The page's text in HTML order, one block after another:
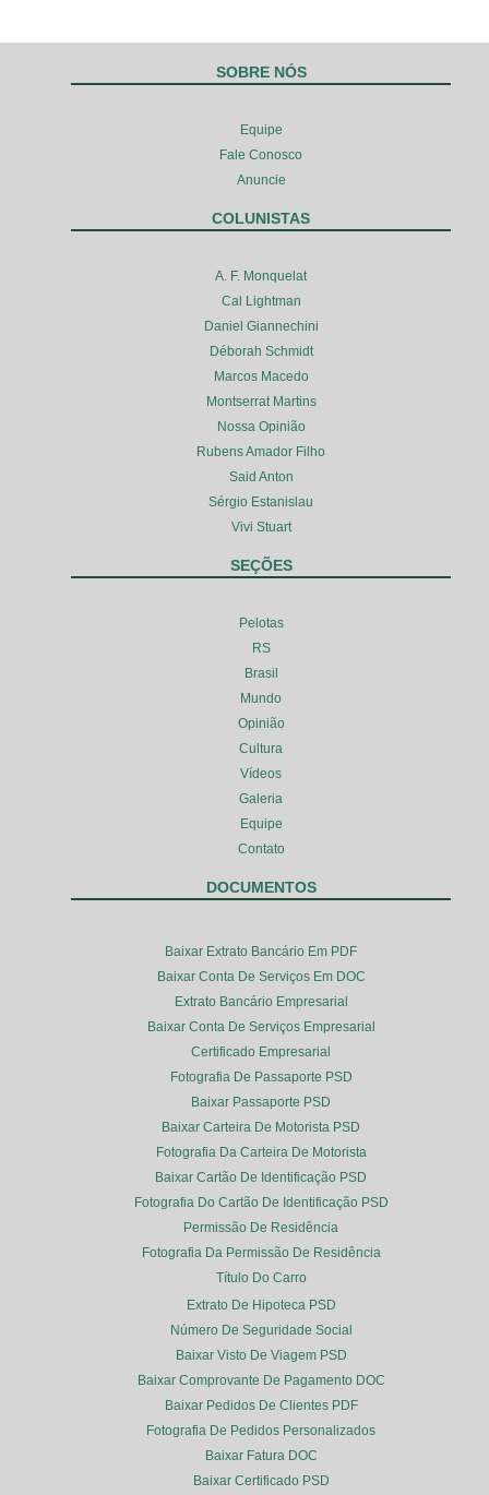
SOBRE NÓS
Equipe
Fale Conosco
Anuncie
COLUNISTAS
A. F. Monquelat
Cal Lightman
Daniel Giannechini
Déborah Schmidt
Marcos Macedo
Montserrat Martins
Nossa Opinião
Rubens Amador Filho
Said Anton
Sérgio Estanislau
Vivi Stuart
SEÇÕES
Pelotas
RS
Brasil
Mundo
Opinião
Cultura
Vídeos
Galeria
Equipe
Contato
DOCUMENTOS
Baixar Extrato Bancário Em PDF
Baixar Conta De Serviços Em DOC
Extrato Bancário Empresarial
Baixar Conta De Serviços Empresarial
Certificado Empresarial
Fotografia De Passaporte PSD
Baixar Passaporte PSD
Baixar Carteira De Motorista PSD
Fotografia Da Carteira De Motorista
Baixar Cartão De Identificação PSD
Fotografia Do Cartão De Identificação PSD
Permissão De Residência
Fotografia Da Permissão De Residência
Título Do Carro
Extrato De Hipoteca PSD
Número De Seguridade Social
Baixar Visto De Viagem PSD
Baixar Comprovante De Pagamento DOC
Baixar Pedidos De Clientes PDF
Fotografia De Pedidos Personalizados
Baixar Fatura DOC
Baixar Certificado PSD